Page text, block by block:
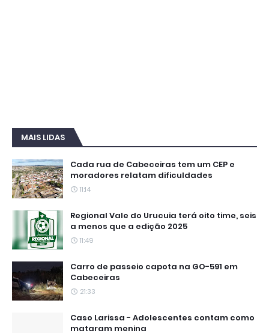
MAIS LIDAS
Cada rua de Cabeceiras tem um CEP e
moradores relatam dificuldades
11:14
Regional Vale do Urucuia terá oito time, seis
a menos que a edição 2025
11:49
Carro de passeio capota na GO-591 em
Cabeceiras
21:33
Caso Larissa - Adolescentes contam como
mataram menina